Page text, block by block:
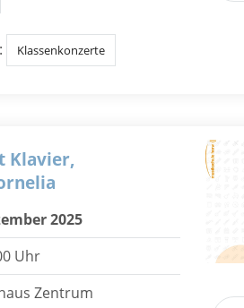
Klassenkonzerte
Klavier,
2025
Uhr
Zentrum